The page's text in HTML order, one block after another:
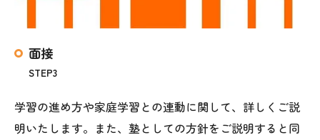
面接
STEP3
学習の進め方や家庭学習との連動に関して、詳しくご説
明いたします。また、塾としての方針をご説明すると同